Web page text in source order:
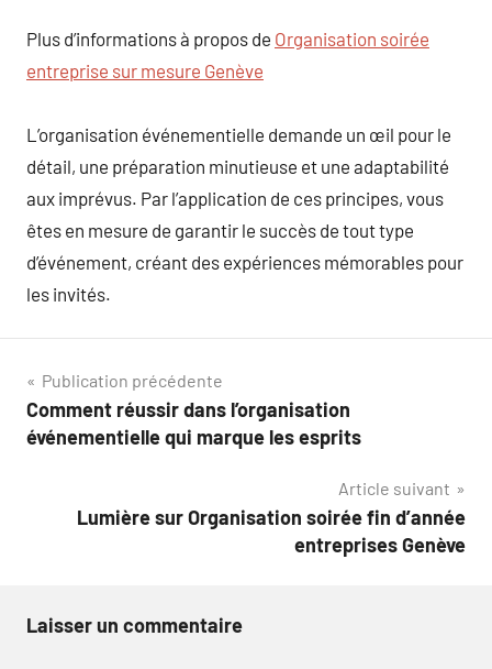
Plus d’informations à propos de Organisation soirée
entreprise sur mesure Genève
L’organisation événementielle demande un œil pour le
détail, une préparation minutieuse et une adaptabilité
aux imprévus. Par l’application de ces principes, vous
êtes en mesure de garantir le succès de tout type
d’événement, créant des expériences mémorables pour
les invités.
Navigation
de
Publication précédente
Comment réussir dans l’organisation
événementielle qui marque les esprits
Article suivant
Lumière sur Organisation soirée fin d’année
entreprises Genève
Laisser un commentaire